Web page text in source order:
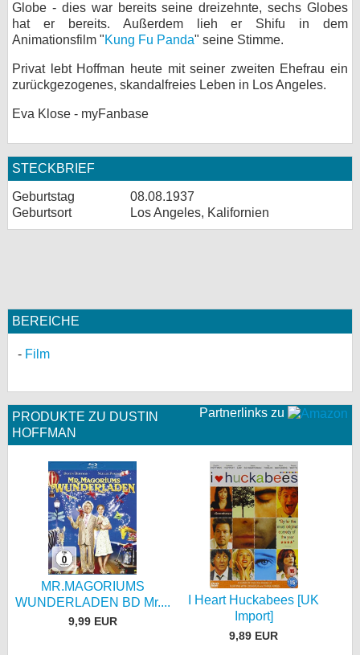
Globe - dies war bereits seine dreizehnte, sechs Globes
hat er bereits. Außerdem lieh er Shifu in dem
Animationsfilm "Kung Fu Panda" seine Stimme.
Privat lebt Hoffman heute mit seiner zweiten Ehefrau ein
zurückgezogenes, skandalfreies Leben in Los Angeles.
Eva Klose - myFanbase
STECKBRIEF
Geburtstag
08.08.1937
Geburtsort
Los Angeles, Kalifornien
BEREICHE
Film
Partnerlinks zu
PRODUKTE ZU DUSTIN
HOFFMAN
MR.MAGORIUMS
WUNDERLADEN BD Mr....
9,99 EUR
I Heart Huckabees [UK
Import]
9,89 EUR